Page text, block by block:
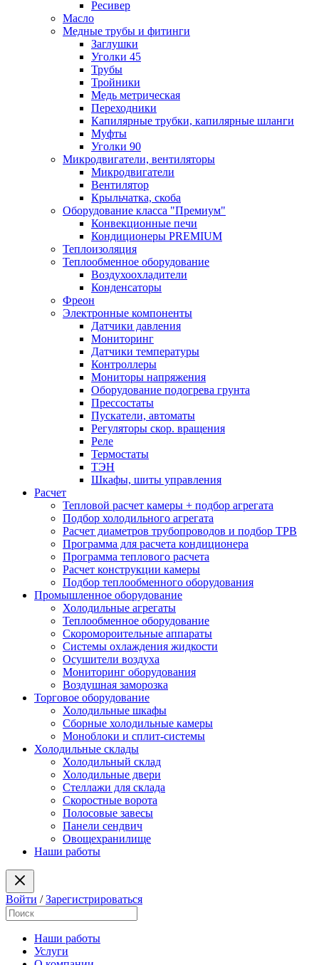
Ресивер
Масло
Медные трубы и фитинги
Заглушки
Уголки 45
Трубы
Тройники
Медь метрическая
Переходники
Капилярные трубки, капилярные шланги
Муфты
Уголки 90
Микродвигатели, вентиляторы
Микродвигатели
Вентилятор
Крыльчатка, скоба
Оборудование класса "Премиум"
Конвекционные печи
Кондиционеры PREMIUM
Теплоизоляция
Теплообменное оборудование
Воздухоохладители
Конденсаторы
Фреон
Электронные компоненты
Датчики давления
Мониторинг
Датчики температуры
Контроллеры
Мониторы напряжения
Оборудование подогрева грунта
Прессостаты
Пускатели, автоматы
Регуляторы скор. вращения
Реле
Термостаты
ТЭН
Шкафы, шиты управления
Расчет
Тепловой расчет камеры + подбор агрегата
Подбор холодильного агрегата
Расчет диаметров трубопроводов и подбор ТРВ
Программа для расчета кондиционера
Программа теплового расчета
Расчет конструкции камеры
Подбор теплообменного оборудования
Промышленное оборудование
Холодильные агрегаты
Теплообменное оборудование
Скоромороительные аппараты
Системы охлаждения жидкости
Осушители воздуха
Мониторинг оборудования
Воздушная заморозка
Торговое оборудование
Холодильные шкафы
Сборные холодильные камеры
Моноблоки и сплит-системы
Холодильные склады
Холодильный склад
Холодильные двери
Стеллажи для склада
Скоростные ворота
Полосовые завесы
Панели сендвич
Овощехранилище
Наши работы
Войти /Зарегистрироваться
Наши работы
Услуги